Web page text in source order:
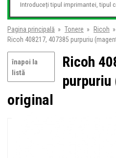
Pagina principală » Tonere » Ricoh »
Ricoh 408217, 407385 purpuriu
înapoi la
listă
Ricoh
original